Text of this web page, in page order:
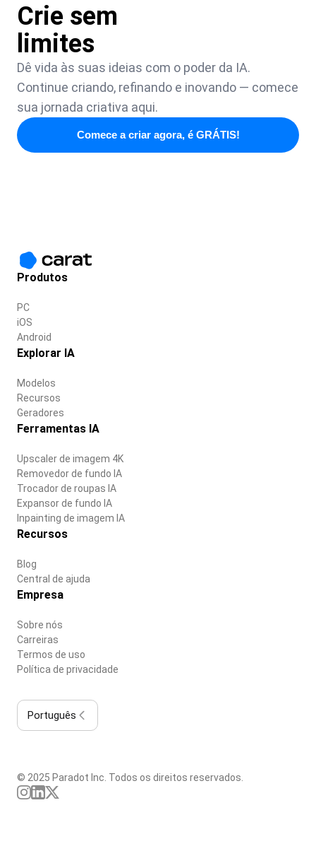
Crie sem
limites
Dê vida às suas ideias com o poder da IA.
Continue criando, refinando e inovando — comece
sua jornada criativa aqui.
Comece a criar agora, é GRÁTIS!
Produtos
PC
iOS
Android
Explorar IA
Modelos
Recursos
Geradores
Ferramentas IA
Upscaler de imagem 4K
Removedor de fundo IA
Trocador de roupas IA
Expansor de fundo IA
Inpainting de imagem IA
Recursos
Blog
Central de ajuda
Empresa
Sobre nós
Carreiras
Termos de uso
Política de privacidade
Português
© 2025 Paradot Inc. Todos os direitos reservados.